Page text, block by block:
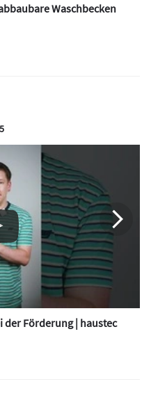
Waschbecken
der Förderung | haustec